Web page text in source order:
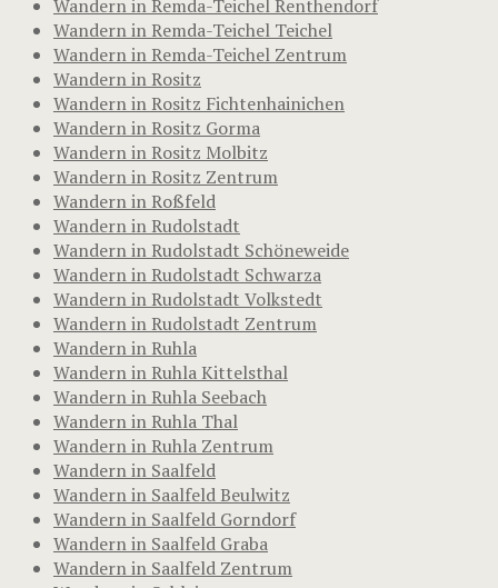
Wandern in Remda-Teichel Renthendorf
Wandern in Remda-Teichel Teichel
Wandern in Remda-Teichel Zentrum
Wandern in Rositz
Wandern in Rositz Fichtenhainichen
Wandern in Rositz Gorma
Wandern in Rositz Molbitz
Wandern in Rositz Zentrum
Wandern in Roßfeld
Wandern in Rudolstadt
Wandern in Rudolstadt Schöneweide
Wandern in Rudolstadt Schwarza
Wandern in Rudolstadt Volkstedt
Wandern in Rudolstadt Zentrum
Wandern in Ruhla
Wandern in Ruhla Kittelsthal
Wandern in Ruhla Seebach
Wandern in Ruhla Thal
Wandern in Ruhla Zentrum
Wandern in Saalfeld
Wandern in Saalfeld Beulwitz
Wandern in Saalfeld Gorndorf
Wandern in Saalfeld Graba
Wandern in Saalfeld Zentrum